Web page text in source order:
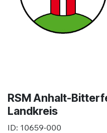
RSM Anhalt-
Landkreis
ID: 10659-000